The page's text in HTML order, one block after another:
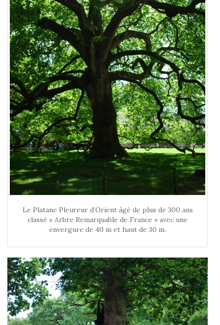
Le Platane Pleureur d’Orient âgé de plus de 300 ans
classé « Arbre Remarquable de France » avec une
envergure de 40 m et haut de 30 m.